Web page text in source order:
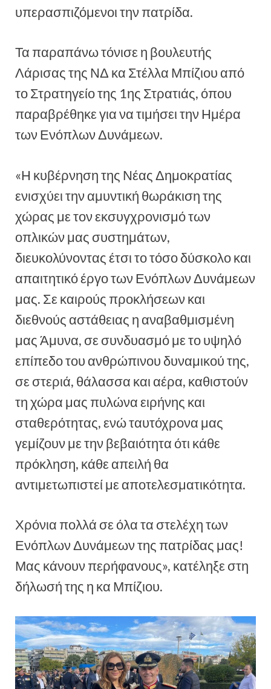
υπερασπιζόμενοι την πατρίδα.
Τα παραπάνω τόνισε η βουλευτής
Λάρισας της ΝΔ κα Στέλλα Μπίζιου από
το Στρατηγείο της 1ης Στρατιάς, όπου
παραβρέθηκε για να τιμήσει την Ημέρα
των Ενόπλων Δυνάμεων.
«Η κυβέρνηση της Νέας Δημοκρατίας
ενισχύει την αμυντική θωράκιση της
χώρας με τον εκσυγχρονισμό των
οπλικών μας συστημάτων,
διευκολύνοντας έτσι το τόσο δύσκολο και
απαιτητικό έργο των Ενόπλων Δυνάμεων
μας. Σε καιρούς προκλήσεων και
διεθνούς αστάθειας η αναβαθμισμένη
μας Άμυνα, σε συνδυασμό με το υψηλό
επίπεδο του ανθρώπινου δυναμικού της,
σε στεριά, θάλασσα και αέρα, καθιστούν
τη χώρα μας πυλώνα ειρήνης και
σταθερότητας, ενώ ταυτόχρονα μας
γεμίζουν με την βεβαιότητα ότι κάθε
πρόκληση, κάθε απειλή θα
αντιμετωπιστεί με αποτελεσματικότητα.
Χρόνια πολλά σε όλα τα στελέχη των
Ενόπλων Δυνάμεων της πατρίδας μας!
Μας κάνουν περήφανους», κατέληξε στη
δήλωσή της η κα Μπίζιου.